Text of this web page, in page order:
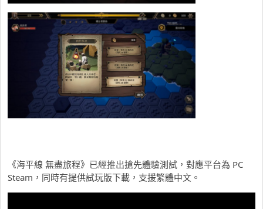
《海平線 無盡旅程》已經推出搶先體驗測試，對應平台為 PC
Steam，同時有提供試玩版下載，支援繁體中文。